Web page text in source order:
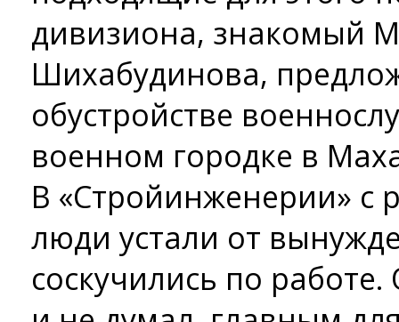
дивизиона, знакомый
Шихабудинова,
обустройстве
военном городке в
В «Стройинженерии» с
люди устали от
соскучились по